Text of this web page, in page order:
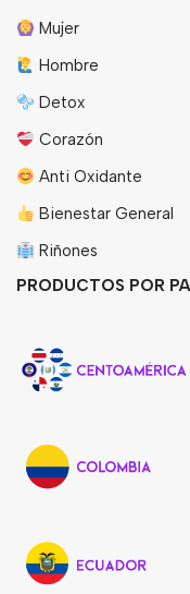
Mujer
Hombre
Detox
Corazón
Anti Oxidante
Bienestar General
Riñones
PRODUCTOS POR